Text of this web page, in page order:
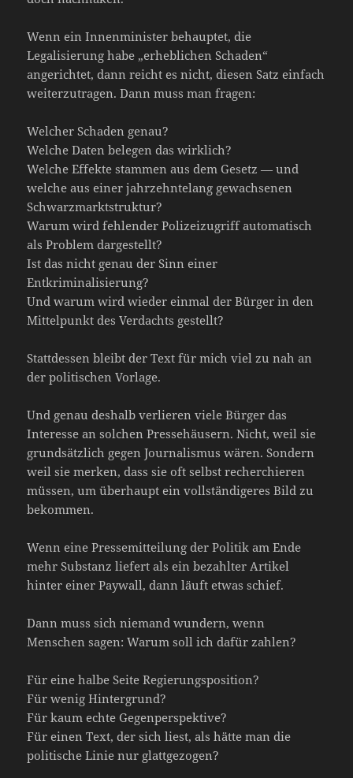
Wenn ein Innenminister behauptet, die
Legalisierung habe „erheblichen Schaden“
angerichtet, dann reicht es nicht, diesen Satz einfach
weiterzutragen. Dann muss man fragen:
Welcher Schaden genau?
Welche Daten belegen das wirklich?
Welche Effekte stammen aus dem Gesetz — und
welche aus einer jahrzehntelang gewachsenen
Schwarzmarktstruktur?
Warum wird fehlender Polizeizugriff automatisch
als Problem dargestellt?
Ist das nicht genau der Sinn einer
Entkriminalisierung?
Und warum wird wieder einmal der Bürger in den
Mittelpunkt des Verdachts gestellt?
Stattdessen bleibt der Text für mich viel zu nah an
der politischen Vorlage.
Und genau deshalb verlieren viele Bürger das
Interesse an solchen Pressehäusern. Nicht, weil sie
grundsätzlich gegen Journalismus wären. Sondern
weil sie merken, dass sie oft selbst recherchieren
müssen, um überhaupt ein vollständigeres Bild zu
bekommen.
Wenn eine Pressemitteilung der Politik am Ende
mehr Substanz liefert als ein bezahlter Artikel
hinter einer Paywall, dann läuft etwas schief.
Dann muss sich niemand wundern, wenn
Menschen sagen: Warum soll ich dafür zahlen?
Für eine halbe Seite Regierungsposition?
Für wenig Hintergrund?
Für kaum echte Gegenperspektive?
Für einen Text, der sich liest, als hätte man die
politische Linie nur glattgezogen?